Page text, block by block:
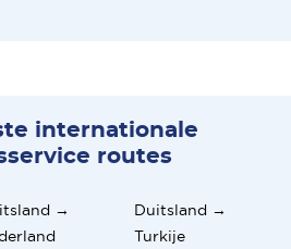
internationale
routes
→
Duitsland →
Turkije